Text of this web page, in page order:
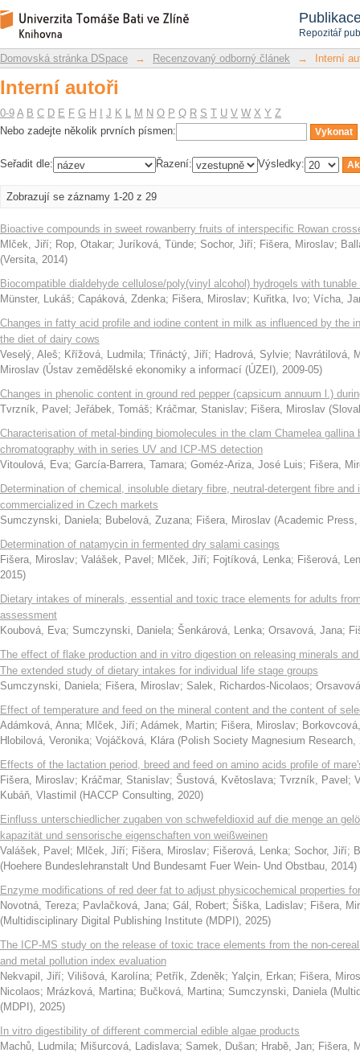
Repozitář
Interní autoři
Repozitář DSpace/Manakin
Domovská stránka DSpace → Recenzovaný odborný článek → Interní
Interní autoři
0-9 A B C D E F G H J K L M N O P Q R S T U V W X Y Z
Nebo zadejte několik prvních písmen:
Seřadit dle: Řazení: Výsledky:
Zobrazují se záznamy 1-20 z 29
Bioactive compounds in sweet rowanberry fruits of interspecific Rowan
Mlček, Jiří; Rop, Otakar; Juríková, Tünde; Sochor, Jiří; Fišera, Miroslav;
(Versita, 2014)
Biocompatible dialdehyde cellulose/poly(vinyl alcohol) hydrogels with tunable
Münster, Lukáš; Capáková, Zdenka; Fišera, Miroslav; Kuřitka, Ivo; Vícha,
Changes in fatty acid profile and iodine content in milk as influenced by the
the diet of dairy cows
Veselý, Aleš; Křížová, Ludmila; Třináctý, Jiří; Hadrová, Sylvie; Navrátilová,
Miroslav (Ústav zemědělské ekonomiky a informací (ÚZEI), 2009-05)
Changes in phenolic content in ground red pepper (capsicum annuum l.)
Tvrzník, Pavel ; Jeřábek, Tomáš; Kráčmar, Stanislav; Fišera, Miroslav (
Characterisation of metal-binding biomolecules in the clam Chamelea gallina
chromatography with in series UV and ICP-MS detection
Vitoulová, Eva; García-Barrera, Tamara; Goméz-Ariza, José Luis; Fišera,
Determination of chemical, insoluble dietary fibre, neutral-detergent fibre
commercialized in Czech markets
Sumczynski, Daniela; Bubelová, Zuzana; Fišera, Miroslav (Academic Press,
Determination of natamycin in fermented dry salami casings
Fišera, Miroslav; Valášek, Pavel ; Mlček, Jiří; Fojtíková, Lenka; Fišerová,
2015)
Dietary intakes of minerals, essential and toxic trace elements for adults
assessment
Koubová, Eva; Sumczynski, Daniela; Šenkárová, Lenka; Orsavová, Jana;
The effect of flake production and in vitro digestion on releasing minerals
The extended study of dietary intakes for individual life stage groups
Sumczynski, Daniela; Fišera, Miroslav; Salek, Richardos-Nicolaos;
Effect of temperature and feed on the mineral content and the content of
Adámková, Anna; Mlček, Jiří; Adámek, Martin; Fišera, Miroslav;
Hlobilová, Veronika; Vojáčková, Klára (Polish Society Magnesium Research,
Effects of the lactation period, breed and feed on amino acids profile of
Fišera, Miroslav; Kráčmar, Stanislav; Šustová, Květoslava; Tvrzník, Pavel ;
Kubáň, Vlastimil (HACCP Consulting, 2020)
Einfluss unterschiedlicher zugaben von schwefeldioxid auf die menge an
kapazität und sensorische eigenschaften von weißweinen
Valášek, Pavel ; Mlček, Jiří; Fišera, Miroslav; Fišerová, Lenka; Sochor, Jiří;
(Hoehere Bundeslehranstalt Und Bundesamt Fuer Wein- Und Obstbau, 2014)
Enzyme modifications of red deer fat to adjust physicochemical properties
Novotná, Tereza; Pavlačková, Jana; Gál, Robert; Šiška, Ladislav; Fišera,
(Multidisciplinary Digital Publishing Institute (MDPI), 2025)
The ICP-MS study on the release of toxic trace elements from the non-
and metal pollution index evaluation
Nekvapil, Jiří; Vilišová, Karolína; Petřík, Zdeněk; Yalçin, Erkan; Fišera,
Nicolaos; Mrázková, Martina; Bučková, Martina; Sumczynski, Daniela (
(MDPI), 2025)
In vitro digestibility of different commercial edible algae products
Machů, Ludmila; Mišurcová, Ladislava; Samek, Dušan; Hrabě, Jan; Fišera,